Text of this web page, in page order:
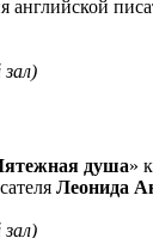
английской
душа»
Леонида